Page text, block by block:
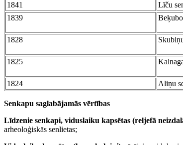
1841
Līču
1839
1828
1825
1824
Aliņu
Senkapu saglabājamās vērtības
Līdzenie senkapi, viduslaiku kapsētas (reljefā
arheoloģiskās senlietas;